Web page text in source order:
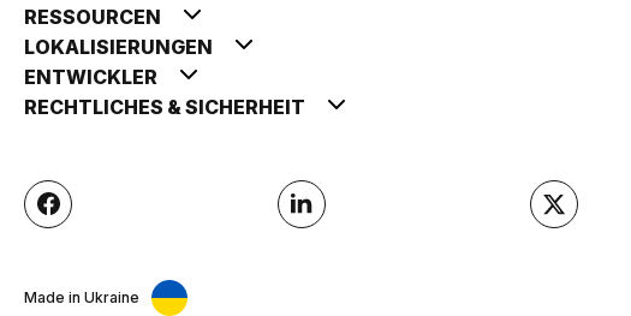
RESSOURCEN
LOKALISIERUNGEN
ENTWICKLER
RECHTLICHES & SICHERHEIT
Made in Ukraine